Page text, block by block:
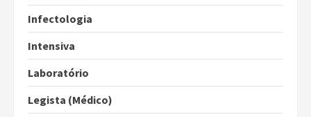
Infectologia
Intensiva
Laboratório
Legista (Médico)